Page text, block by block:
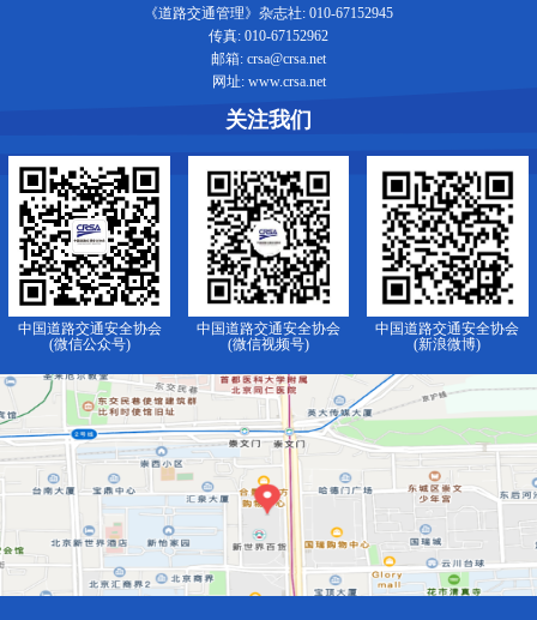
《道路交通管理》杂志社: 010-67152945
传真: 010-67152962
邮箱: crsa@crsa.net
网址: www.crsa.net
关注我们
中国道路交通安全协会
(微信公众号)
中国道路交通安全协会
(微信视频号)
中国道路交通安全协会
(新浪微博)